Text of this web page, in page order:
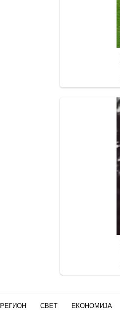
РЕГИОН СВЕТ ЕКОНОМИЈА